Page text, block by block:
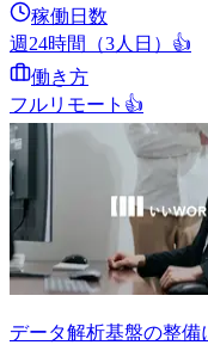
稼働日数
週24時間（3人日） 👍
働き方
フルリモート 👍
データ解析基盤の整